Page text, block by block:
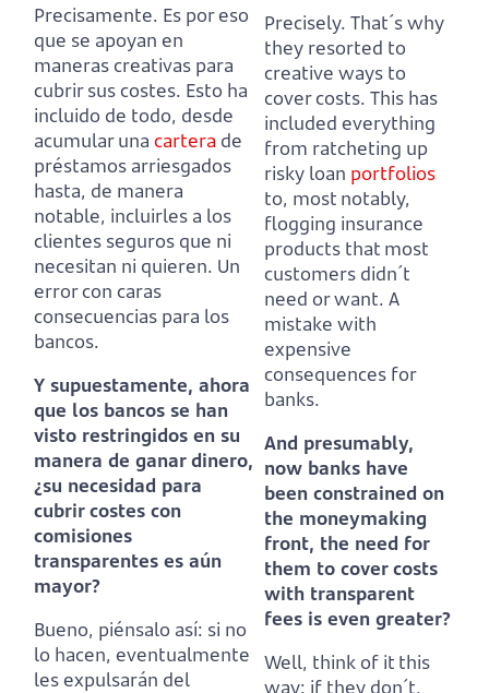
Precisamente. Es por eso
que se apoyan en
maneras creativas para
cubrir sus costes. Esto ha
incluido de todo, desde
acumular una cartera de
préstamos arriesgados
hasta, de manera
notable, incluirles a los
clientes seguros que ni
necesitan ni quieren. Un
error con caras
consecuencias para los
bancos.
Y supuestamente, ahora
que los bancos se han
visto restringidos en su
manera de ganar dinero,
¿su necesidad para
cubrir costes con
comisiones
transparentes es aún
mayor?
Bueno, piénsalo así: si no
lo hacen, eventualmente
les expulsarán del
Precisely. That´s why
they resorted to
creative ways to
cover costs. This has
included everything
from ratcheting up
risky loan portfolios
to, most notably,
flogging insurance
products that most
customers didn´t
need or want. A
mistake with
expensive
consequences for
banks.
And presumably,
now banks have
been constrained on
the moneymaking
front, the need for
them to cover costs
with transparent
fees is even greater?
Well, think of it this
way: if they don´t,